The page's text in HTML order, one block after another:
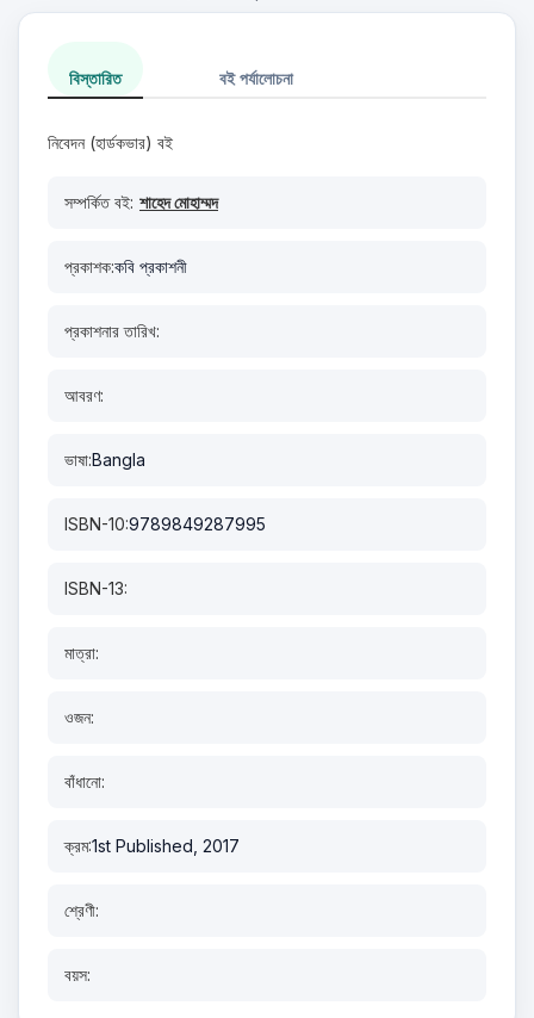
বিস্তারিত বই পর্যালোচনা
নিবেদন (হার্ডকভার) বই
সম্পর্কিত বই: শাহেদ মোহাম্মদ
প্রকাশক:কবি প্রকাশনী
প্রকাশনার তারিখ:
আবরণ:
ভাষা:Bangla
ISBN-10:9789849287995
ISBN-13:
মাত্রা:
ওজন:
বাঁধানো:
ক্রম:1st Published, 2017
শ্রেণী:
বয়স: